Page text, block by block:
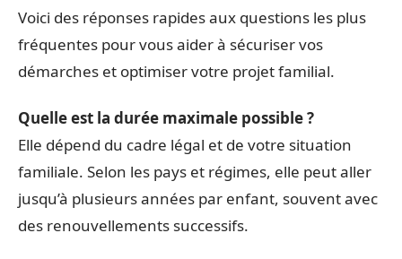
Voici des réponses rapides aux questions les plus
fréquentes pour vous aider à sécuriser vos
démarches et optimiser votre projet familial.
Quelle est la durée maximale possible ?
Elle dépend du cadre légal et de votre situation
familiale. Selon les pays et régimes, elle peut aller
jusqu’à plusieurs années par enfant, souvent avec
des renouvellements successifs.